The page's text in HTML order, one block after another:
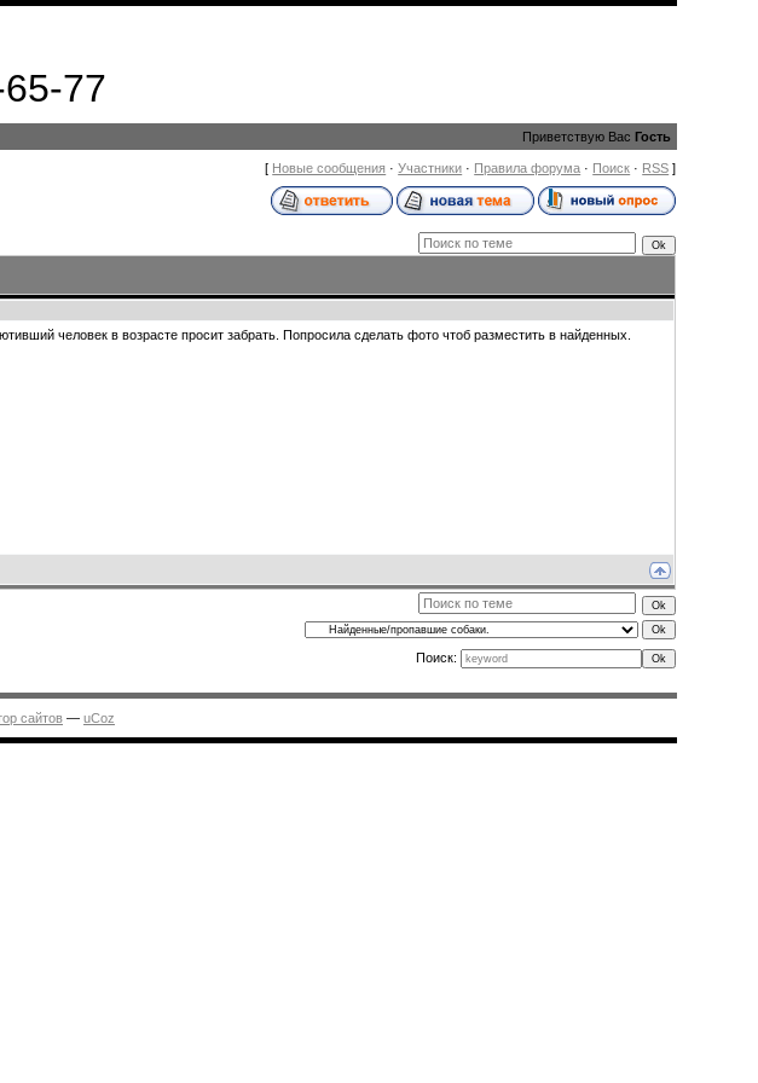
77
Приветствую Вас Гость
[ Новые сообщения ·Участники · Правила форума · Поиск · RSS ]
человек в возрасте просит забрать. Попросила сделать фото чтоб разместить в найденных.
Поиск:
сайтов — uCoz